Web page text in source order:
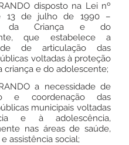
disposto na Lei nº
13 de julho de 1990 –
da Criança e do
que estabelece a
de articulação das
voltadas à proteção
criança e do adolescente;
a necessidade de
e coordenação das
municipais voltadas
e à adolescência,
nas áreas de saúde,
assistência social;